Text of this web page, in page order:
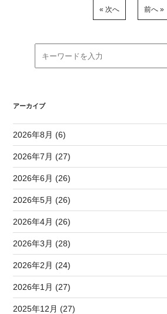
« 次へ 前へ »
アーカイブ
2026年8月 (6)
2026年7月 (27)
2026年6月 (26)
2026年5月 (26)
2026年4月 (26)
2026年3月 (28)
2026年2月 (24)
2026年1月 (27)
2025年12月 (27)